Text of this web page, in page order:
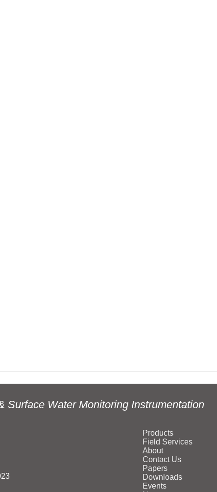
Surface Water Monitoring Instrumentation
Products
Field Services
About
Contact Us
Papers
Downloads
Events